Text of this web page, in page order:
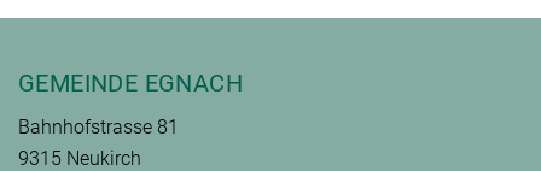
Fusszeile
GEMEINDE EGNACH
Bahnhofstrasse 81
9315 Neukirch